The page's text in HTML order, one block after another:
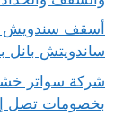
أسقف سندويش
ساندويتش بانل
شركة سواتر
بخصومات تصل إلي